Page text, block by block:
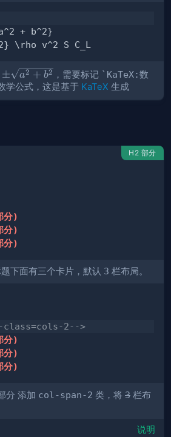
± a2 + b2 ，需要标记 `KaTeX:数
学公式，这是基于 KaTeX 生成
H2 部分
分)
分)
分)
下面有三个卡片 ，默认 3 栏布局。
class=cols-2-->
分)
分)
分)
分 添加 col-span-2 类，将 3 栏布
说明